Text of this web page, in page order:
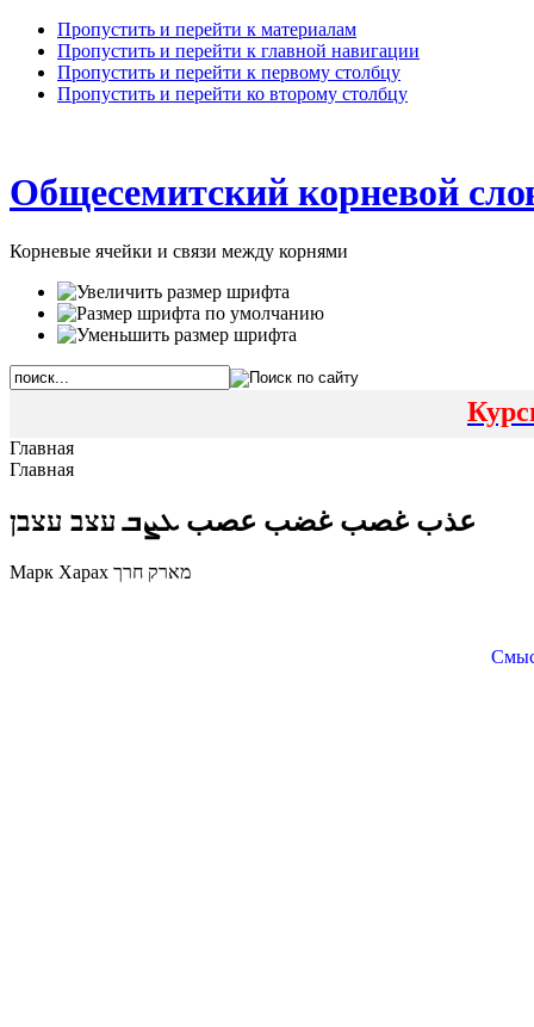
Пропустить и перейти к материалам
Пропустить и перейти к главной навигации
Пропустить и перейти к первому столбцу
Пропустить и перейти ко второму столбцу
Общесемитский корневой
Корневые ячейки и связи между корнями
Главная
Главная
عذب غصب غضب عصب ܥܨܒ עצב עצבן
Марк Харах מארק חרך